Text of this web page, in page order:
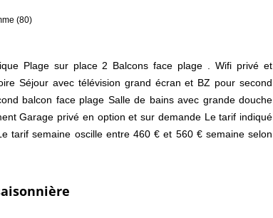
(80)
Plage sur place 2 Balcons face plage . Wifi privé et
Séjour avec télévision grand écran et BZ pour second
balcon face plage Salle de bains avec grande douche
Garage privé en option et sur demande Le tarif indiqué
tarif semaine oscille entre 460 € et 560 € semaine selon